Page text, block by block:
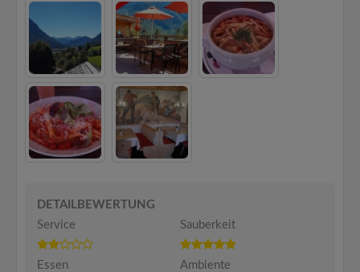
DETAILBEWERTUNG
Service
Sauberkeit
Essen Ambiente